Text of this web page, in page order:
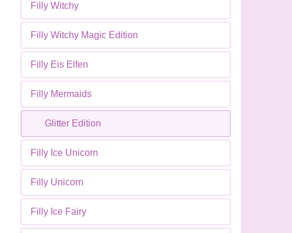
Filly Witchy
Filly Witchy Magic Edition
Filly Eis Elfen
Filly Mermaids
Glitter Edition
Filly Ice Unicorn
Filly Unicorn
Filly Ice Fairy